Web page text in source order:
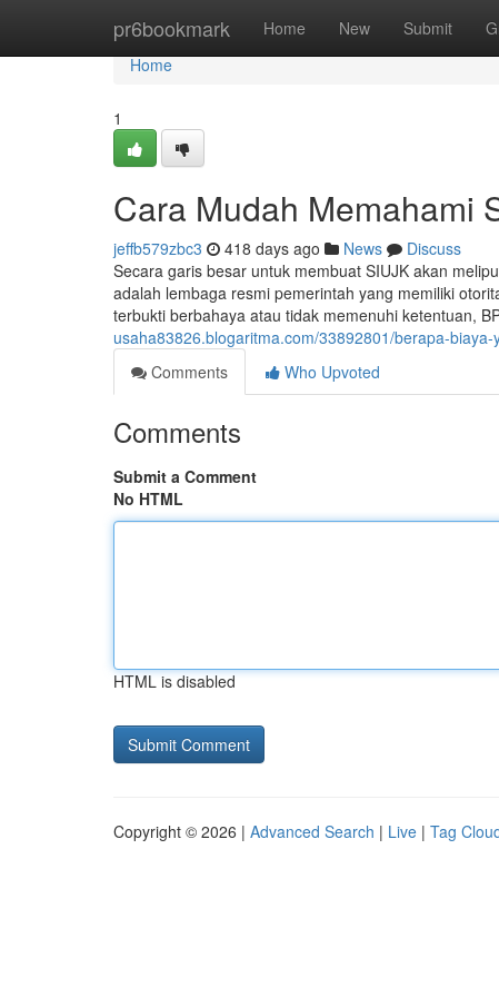
pr6bookmark Home New Submit
Home
Home
1
Cara Mudah Memahami
jeffb579zbc3 418 days ago News
Discuss
Secara garis besar untuk membuat SIUJK akan
adalah lembaga resmi pemerintah yang memiliki
terbukti berbahaya atau tidak memenuhi ketentuan,
usaha83826.blogaritma.com/33892801/berapa-
Comments
Who Upvoted
Comments
Submit a Comment
No HTML
HTML is disabled
Copyright © 2026 | Advanced Search | Live | Tag